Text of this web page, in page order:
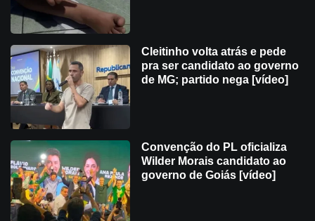
Cleitinho volta atrás e pede
pra ser candidato ao governo
de MG; partido nega [vídeo]
Convenção do PL oficializa
Wilder Morais candidato ao
governo de Goiás [vídeo]